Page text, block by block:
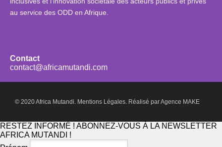
au service des ODD en Afrique.
Contact
contact@africamutandi.com
© 2020 Africa Mutandi. Mentions Légales. Réalisé parAgence MAKE
RESTEZ INFORMÉ ! ABONNEZ-VOUS À LA NEWSLETTER
AFRICA MUTANDI !